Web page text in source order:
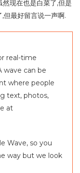
现在也是白菜了,但是
但最好留言说一声啊.
real-time
wave can be
where people
text, photos,
at
Wave, so you
way but we look